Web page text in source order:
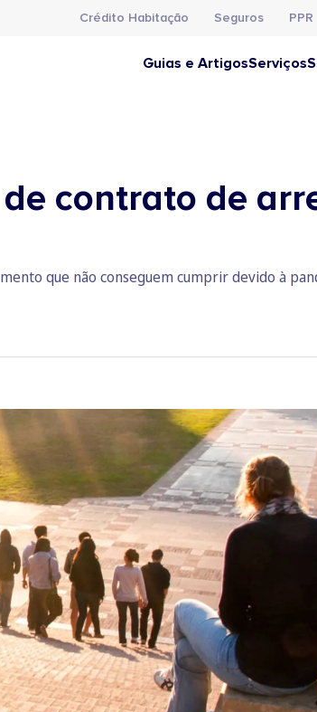
Crédito Habitação Seguros PPR
Guias e ArtigosServiços
contrato de
que não conseguem cumprir devido à